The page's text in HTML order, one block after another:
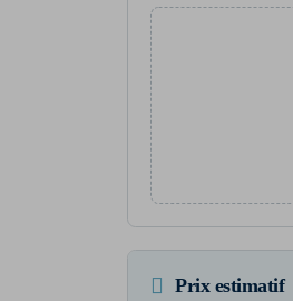
Prix estimatif